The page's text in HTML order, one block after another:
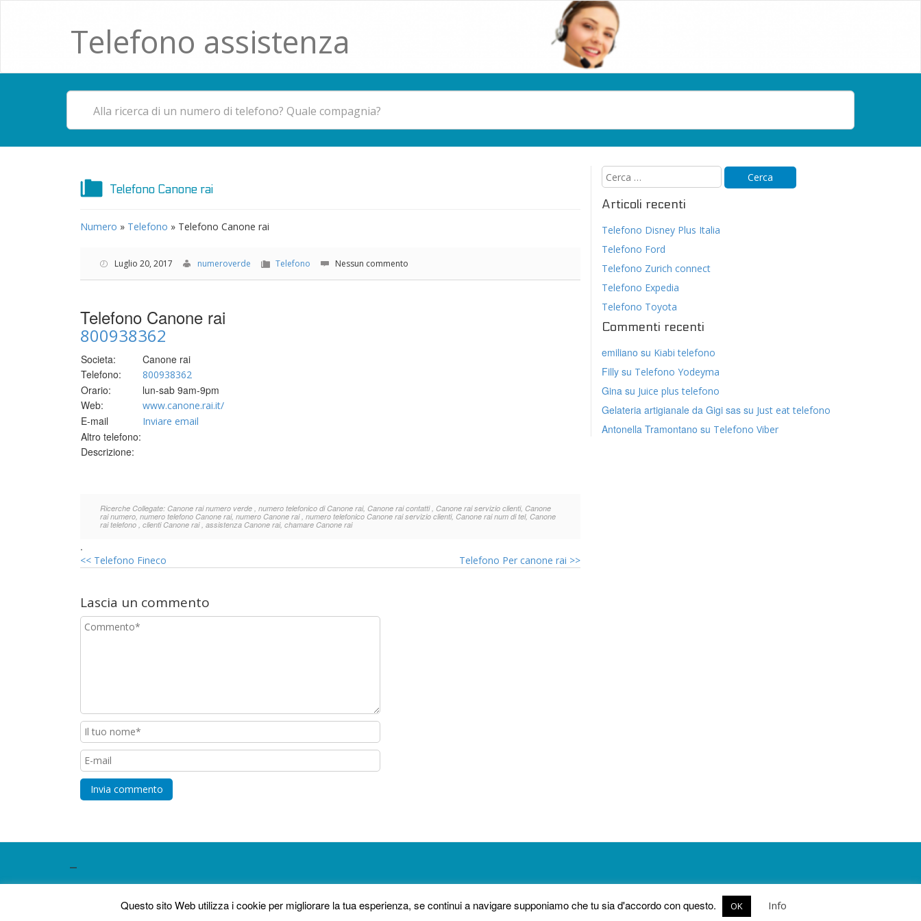
Telefono assistenza
Telefono Canone rai
Numero » Telefono » Telefono Canone rai
Luglio 20, 2017 numeroverde Telefono Nessun commento
Telefono Canone rai
800938362
Societa:
Canone rai
Telefono:
800938362
Orario:
lun-sab 9am-9pm
Web:
www.canone.rai.it/
E-mail Inviare email
Altro telefono:
Descrizione:
Ricerche Collegate: Canone rai numero verde , numero telefonico di Canone rai, Canone rai contatti , Canone rai servizio clienti, Canone
rai numero, numero telefono Canone rai, numero Canone rai , numero telefonico Canone rai servizio clienti, Canone rai num di tel, Canone
rai telefono , clienti Canone rai , assistenza Canone rai, chamare Canone rai
.
<< Telefono Fineco Telefono Per canone rai >>
Lascia un commento
Articoli recenti
Telefono Disney Plus Italia
Telefono Ford
Telefono Zurich connect
Telefono Expedia
Telefono Toyota
Commenti recenti
emiliano su Kiabi telefono
Filly su Telefono Yodeyma
Gina su Juice plus telefono
Gelateria artigianale da Gigi sas su Just eat telefono
Antonella Tramontano su Telefono Viber
–
Questo sito Web utilizza i cookie per migliorare la tua esperienza, se continui a navigare supponiamo che tu sia d'accordo con questo. OK Info